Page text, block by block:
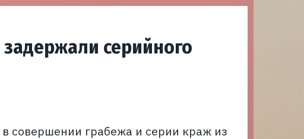
серийного
совершении грабежа и серии краж из